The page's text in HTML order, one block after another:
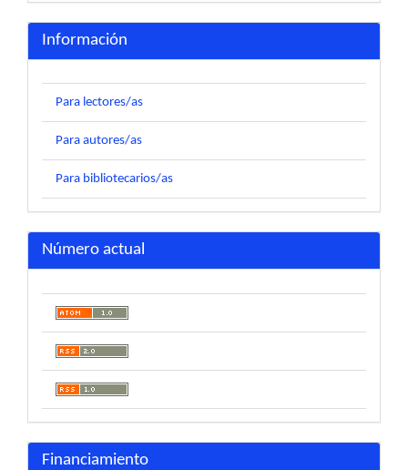
Información
Para lectores/as
Para autores/as
Para bibliotecarios/as
Número actual
Financiamiento